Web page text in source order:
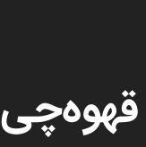
قهوه‌چی